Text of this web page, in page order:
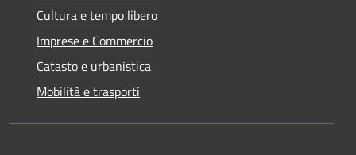
Cultura e tempo libero
Imprese e Commercio
Catasto e urbanistica
Mobilità e trasporti